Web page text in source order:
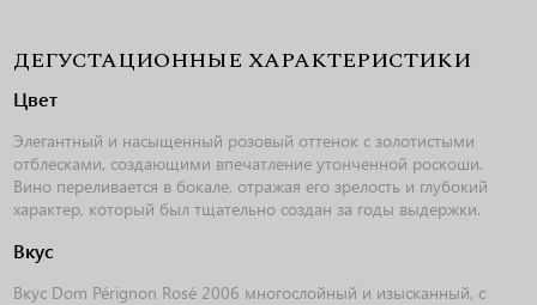
ДЕГУСТАЦИОННЫЕ ХАРАКТЕРИСТИКИ
Цвет
Элегантный и насыщенный розовый оттенок с золотистыми
отблесками, создающими впечатление утонченной роскоши.
Вино переливается в бокале, отражая его зрелость и глубокий
характер, который был тщательно создан за годы выдержки.
Вкус
Вкус Dom Pérignon Rosé 2006 многослойный и изысканный, с